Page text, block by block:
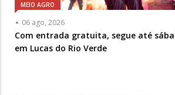
MEIO AGRO
06 ago, 2026
Com entrada gratuita, segue até
em Lucas do Rio Verde